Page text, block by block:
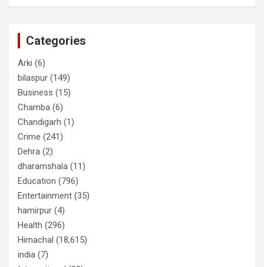
Categories
Arki (6)
bilaspur (149)
Business (15)
Chamba (6)
Chandigarh (1)
Crime (241)
Dehra (2)
dharamshala (11)
Education (796)
Entertainment (35)
hamirpur (4)
Health (296)
Himachal (18,615)
india (7)